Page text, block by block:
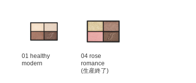
01 healthy
modern
04 rose
romance
(生産終了)